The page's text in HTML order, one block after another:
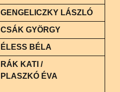
GENGELICZKY LÁSZLÓ
CSÁK GYÖRGY
ÉLESS BÉLA
RÁK KATI /
PLASZKÓ ÉVA